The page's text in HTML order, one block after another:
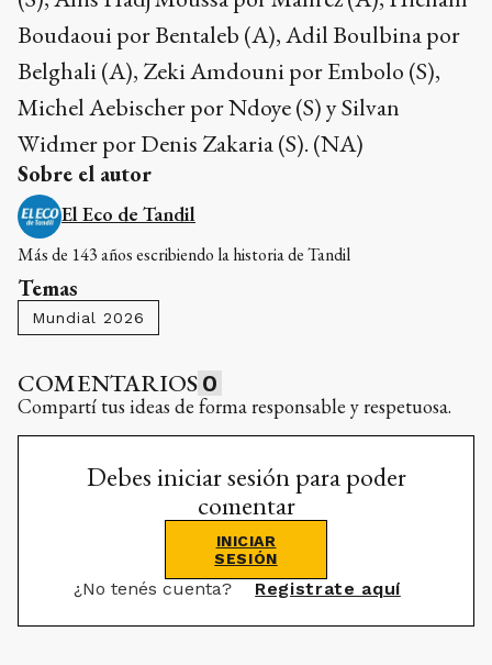
Boudaoui por Bentaleb (A), Adil Boulbina por
Belghali (A), Zeki Amdouni por Embolo (S),
Michel Aebischer por Ndoye (S) y Silvan
Widmer por Denis Zakaria (S). (NA)
Sobre el autor
El Eco de Tandil
Más de 143 años escribiendo la historia de Tandil
Temas
Mundial 2026
COMENTARIOS 0
Compartí tus ideas de forma responsable y respetuosa.
Debes iniciar sesión para poder
comentar
INICIAR
SESIÓN
¿No tenés cuenta? Registrate aquí